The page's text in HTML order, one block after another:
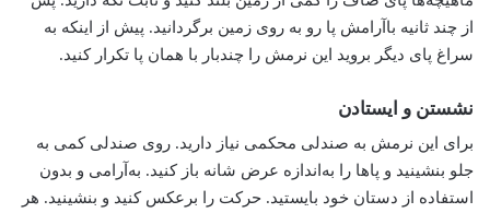
از چند ثانیه باآرامش پا رو به روی زمین برگردانید. پیش از اینکه به
سراغ پای دیگر بروید این نرمش را چندبار با همان پا تکرار کنید.
نشستن و ایستادن
برای این نرمش به صندلی محکمی نیاز دارید. روی صندلی کمی به
جلو بنشینید و پاها را به‌اندازه عرض شانه باز کنید. به‌آرامی و بدون
استفاده از دستان خود بایستید. حرکت را برعکس کنید و بنشینید. هر